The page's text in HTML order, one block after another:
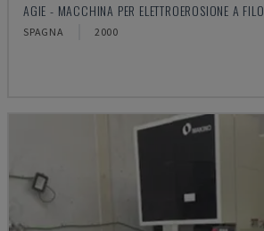
AGIE - MACCHINA PER ELETTROEROSIONE A FILO
SPAGNA 2000